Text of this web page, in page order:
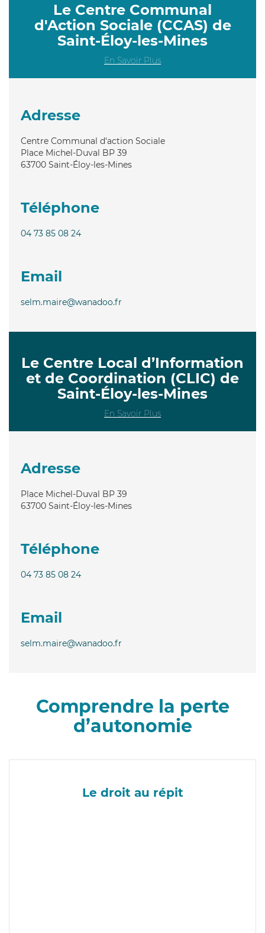
Le Centre Communal
d'Action Sociale (CCAS) de
Saint-Éloy-les-Mines
En Savoir Plus
Adresse
Centre Communal d'action Sociale
Place Michel-Duval BP 39
63700 Saint-Éloy-les-Mines
Téléphone
04 73 85 08 24
Email
selm.maire@wanadoo.fr
Le Centre Local d’Information
et de Coordination (CLIC) de
Saint-Éloy-les-Mines
En Savoir Plus
Adresse
Place Michel-Duval BP 39
63700 Saint-Éloy-les-Mines
Téléphone
04 73 85 08 24
Email
selm.maire@wanadoo.fr
Comprendre la perte
d’autonomie
Le droit au répit